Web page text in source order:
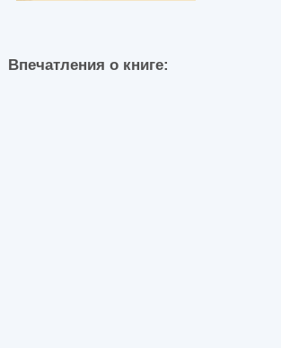
Впечатления о книге: